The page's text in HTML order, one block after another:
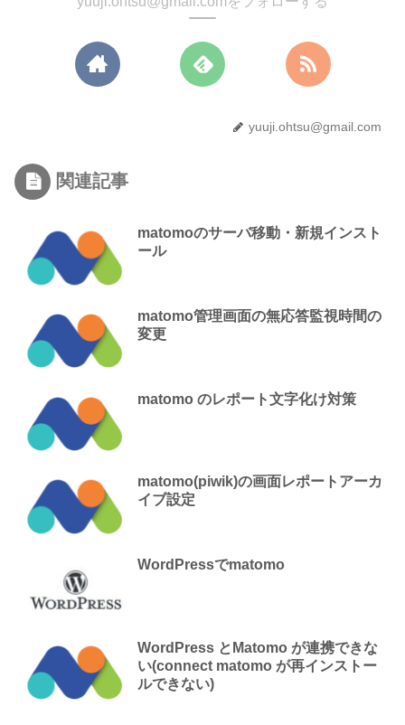
yuuji.ohtsu@gmail.com
関連記事
matomoのサーバ移動・新規インスト
ール
matomo管理画面の無応答監視時間の
変更
matomo のレポート文字化け対策
matomo(piwik)の画面レポートアーカ
イブ設定
WordPressでmatomo
WordPress とMatomo が連携できな
い(connect matomo が再インストー
ルできない)